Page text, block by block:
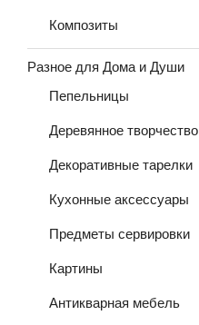
Композиты
Разное для Дома и Души
Пепельницы
Деревянное творчество
Декоративные тарелки
Кухонные аксессуары
Предметы сервировки
Картины
Антикварная мебель